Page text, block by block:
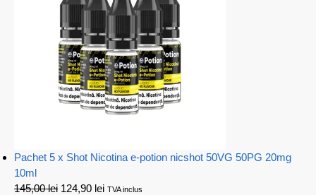
Pachet 5 x Shot Nicotina e-potion nicshot 50VG 50PG 20mg
10ml
145,00lei 124,90 lei TVA inclus